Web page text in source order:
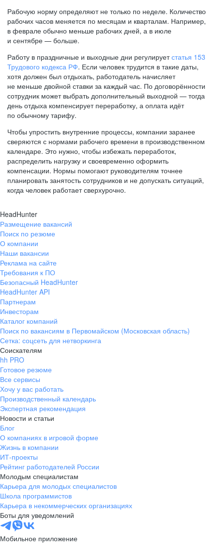
Рабочую норму определяют не только по неделе. Количество
рабочих часов меняется по месяцам и кварталам. Например,
в феврале обычно меньше рабочих дней, а в июле
и сентябре — больше.
Работу в праздничные и выходные дни регулируетстатья 153
Трудового кодекса РФ. Если человек трудится в такие даты,
хотя должен был отдыхать, работодатель начисляет
не меньше двойной ставки за каждый час. По договорённости
сотрудник может выбрать дополнительный выходной — тогда
день отдыха компенсирует переработку, а оплата идёт
по обычному тарифу.
Чтобы упростить внутренние процессы, компании заранее
сверяются с нормами рабочего времени в производственном
календаре. Это нужно, чтобы избежать переработок,
распределить нагрузку и своевременно оформить
компенсации. Нормы помогают руководителям точнее
планировать занятость сотрудников и не допускать ситуаций,
когда человек работает сверхурочно.
HeadHunter
Размещение вакансий
Поиск по резюме
О компании
Наши вакансии
Реклама на сайте
Требования к ПО
Безопасный HeadHunter
HeadHunter API
Партнерам
Инвесторам
Каталог компаний
Поиск по вакансиям в Первомайском (Московская область)
Сетка: соцсеть для нетворкинга
Соискателям
hh PRO
Готовое резюме
Все сервисы
Хочу у вас работать
Производственный календарь
Экспертная рекомендация
Новости и статьи
Блог
О компаниях в игровой форме
Жизнь в компании
ИТ-проекты
Рейтинг работодателей России
Молодым специалистам
Карьера для молодых специалистов
Школа программистов
Карьера в некоммерческих организациях
Боты для уведомлений
Мобильное приложение